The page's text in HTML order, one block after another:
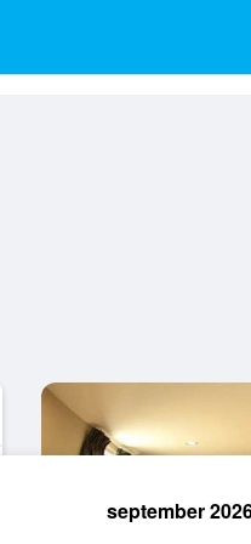
september